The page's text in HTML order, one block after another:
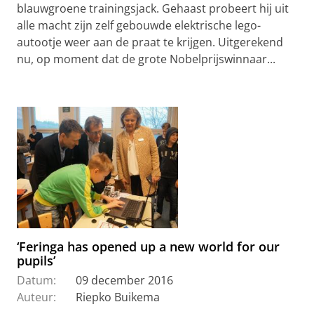
blauwgroene trainingsjack. Gehaast probeert hij uit
alle macht zijn zelf gebouwde elektrische lego-
autootje weer aan de praat te krijgen. Uitgerekend
nu, op moment dat de grote Nobelprijswinnaar...
‘Feringa has opened up a new world for our
pupils’
Datum:
09 december 2016
Auteur:
Riepko Buikema